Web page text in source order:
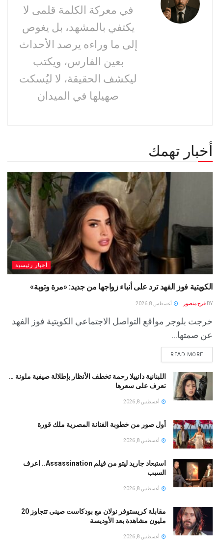
في معركة الكلمة قلمى لا
يكتفي بالمشهد، بل يغوص
إلى ما وراءه يرصد الأحداث
بعين الفارس، ويكتب
ليكشف الحقيقة، لا ليُسكت
صهيلها في الميدان
أخبار تهمك
أخبار رئيسية
الكويتية فوز الفهد ترد على أنباء زواجها من جديد: «مرة وتوبة» ‏
BY فرح منصور أغسطس 8, 2026
خرجت بلوجر مواقع التواصل الاجتماعي الكويتية فوز الفهد
عن صمتها...
READ MORE
اللبنانية دانييلا رحمة تخطف الأنظار بإطلالة صيفية ملونة …
تعرف على سعرها
أغسطس 8, 2026
أول صور من خطوبة الفنانة المصرية ملك قورة
أغسطس 8, 2026
استبعاد جاريد ليتو من فيلم Assassination.. اعرف
السبب
أغسطس 8, 2026
مقابلة كريستوفر نولان مع بودكاست صينى تتجاوز 20
مليون مشاهدة بعد الأوديسة
أغسطس 8, 2026